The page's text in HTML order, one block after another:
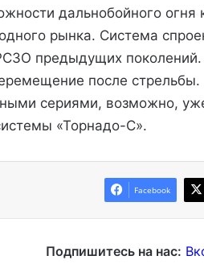
дальнобойного
рынка. Система
предыдущих поколений.
после
сериями, возможно,
«Торнадо-С».
Facebook
Подпишитесь на нас: